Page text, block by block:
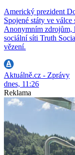
Americký prezident
Spojené státy ve
Anonymním zdrojům,
sociální síti Truth
vězení.
Aktuálně.cz - Zprávy
dnes, 11:26
Reklama